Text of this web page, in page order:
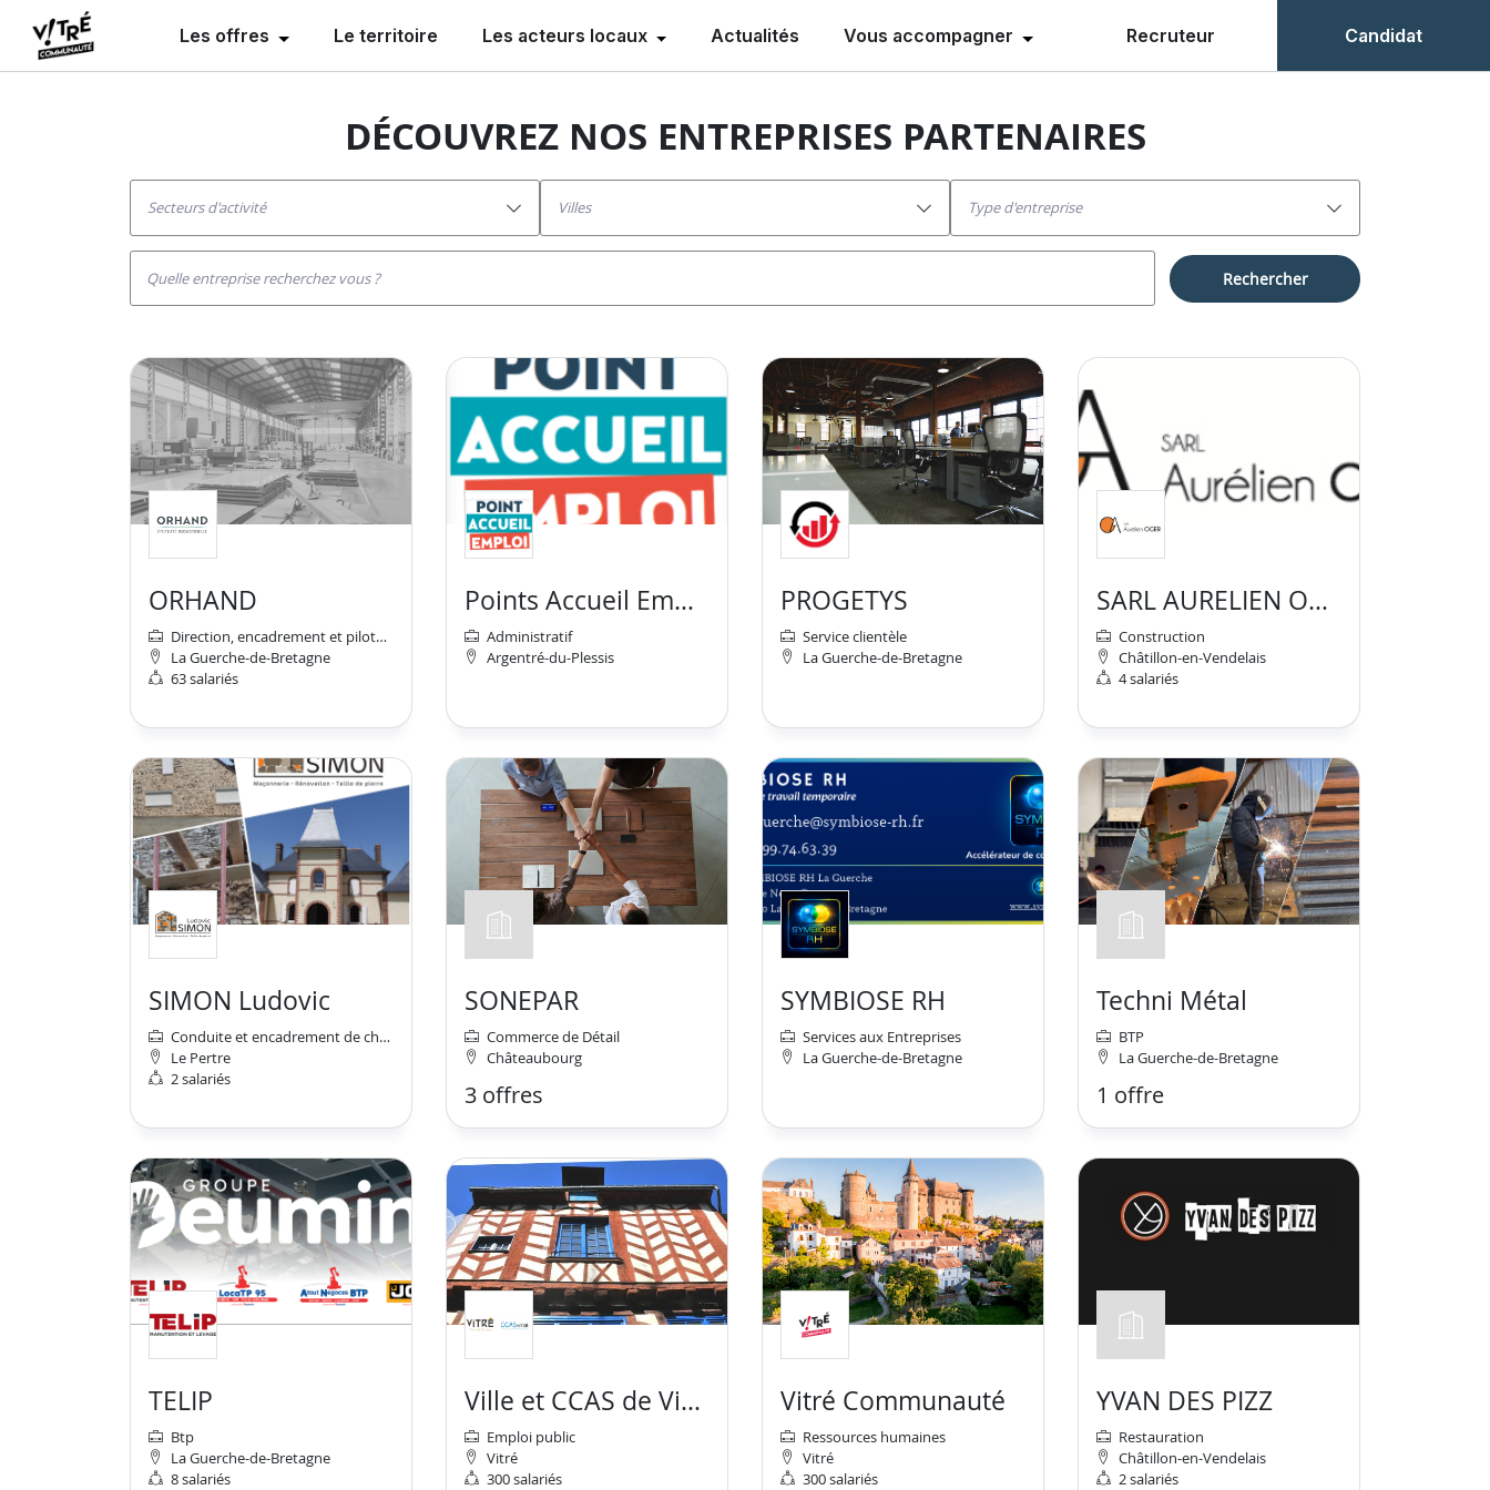
Les offres Le territoire Les acteurs locaux Actualités Vous accompagner Recruteur Candidat
DÉCOUVREZ NOS ENTREPRISES PARTENAIRES
secteurs d'activité villes Type d'entreprise
Quelle entreprise recherchez vous ? rechercher
ORHAND
Direction, encadrement et pilotage de fabrication et production industrielles
La Guerche-de-Bretagne
63 salariés
Points Accueil Emploi-Vitré Communauté
Administratif
Argentré-du-Plessis
PROGETYS
Service clientèle
La Guerche-de-Bretagne
SARL AURELIEN OGER
Construction
Châtillon-en-Vendelais
4 salariés
SIMON Ludovic
Conduite et encadrement de chantier - travaux
Le Pertre
2 salariés
SONEPAR
Commerce de Détail
Châteaubourg
3 offres
SYMBIOSE RH
Services aux Entreprises
La Guerche-de-Bretagne
Techni Métal
BTP
La Guerche-de-Bretagne
1 offre
TELIP
Btp
La Guerche-de-Bretagne
8 salariés
Ville et CCAS de Vitré
Emploi public
Vitré
300 salariés
Vitré Communauté
Ressources humaines
Vitré
300 salariés
YVAN DES PIZZ
Restauration
Châtillon-en-Vendelais
2 salariés